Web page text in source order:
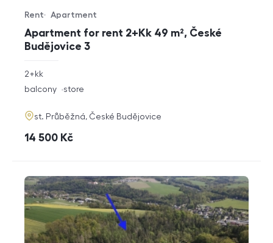
Apartment for rent 2+Kk 49 m², České
Budějovice 3
Offer type
Rent
Property type
Apartment
rozměry
disposition
2+kk
funkce
balcony store
adresa
st. Průběžná, České Budějovice
cena
14 500 Kč